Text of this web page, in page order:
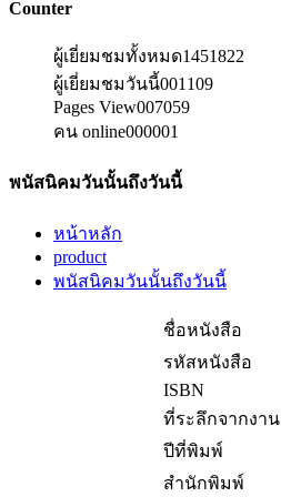
Counter
ผู้เยี่ยมชมทั้งหมด1451822
ผู้เยี่ยมชมวันนี้001109
Pages View007059
คน online000001
พนัสนิคมวันนั้นถึงวันนี้
หน้าหลัก
product
พนัสนิคมวันนั้นถึงวันนี้
ชื่อหนังสือ
รหัสหนังสือ
ISBN
ที่ระลึกจากงาน
ปีที่พิมพ์
สำนักพิมพ์